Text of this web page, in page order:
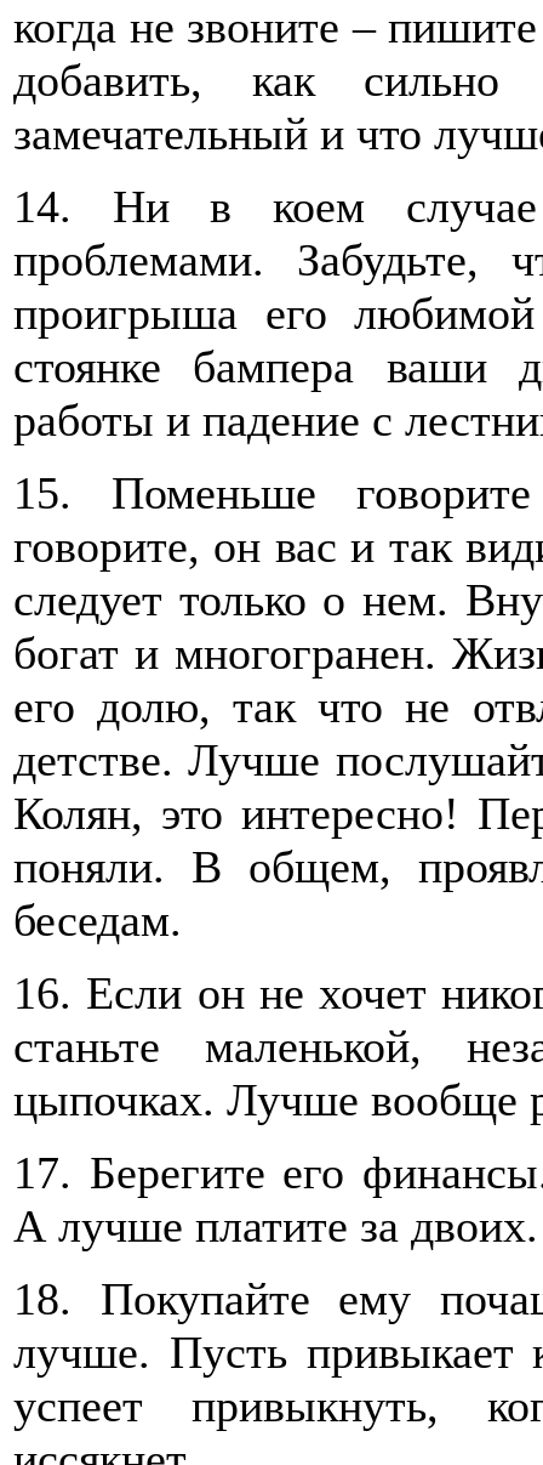
когда не звоните –
добавить, как
замечательный и что
14. Ни в коем случае
проблемами.
проигрыша его
стоянке бампера ваши
работы и падение с
15. Поменьше
говорите, он вас и так
следует только о нем.
богат и многогранен.
его долю, так что не
детстве. Лучше
Колян, это интересно!
поняли. В общем,
беседам.
16. Если он не хочет
станьте маленькой,
цыпочках. Лучше вообще
17. Берегите его
А лучше платите за двоих.
18. Покупайте ему
лучше. Пусть
успеет привыкнуть,